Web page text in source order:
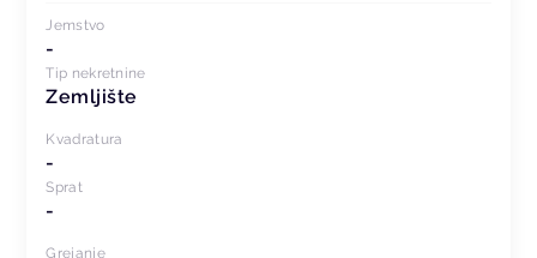
Jemstvo
-
Tip nekretnine
Zemljište
Kvadratura
-
Sprat
-
Grejanje